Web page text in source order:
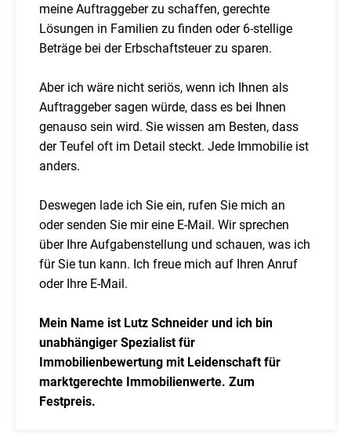
meine Auftraggeber zu schaffen, gerechte
Lösungen in Familien zu finden oder 6-stellige
Beträge bei der Erbschaftsteuer zu sparen.
Aber ich wäre nicht seriös, wenn ich Ihnen als
Auftraggeber sagen würde, dass es bei Ihnen
genauso sein wird. Sie wissen am Besten, dass
der Teufel oft im Detail steckt. Jede Immobilie ist
anders.
Deswegen lade ich Sie ein, rufen Sie mich an
oder senden Sie mir eine E-Mail. Wir sprechen
über Ihre Aufgabenstellung und schauen, was ich
für Sie tun kann. Ich freue mich auf Ihren Anruf
oder Ihre E-Mail.
Mein Name ist Lutz Schneider und ich bin
unabhängiger Spezialist für
Immobilienbewertung mit Leidenschaft für
marktgerechte Immobilienwerte. Zum
Festpreis.